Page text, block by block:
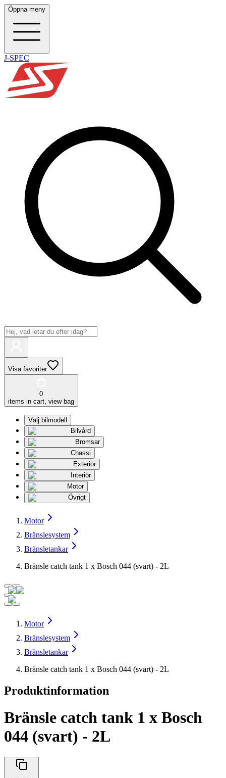
Öppna meny
J-SPEC
Visa favoriter
0
items in cart, view bag
Välj bilmodell
Bilvård
Bromsar
Chassi
Exteriör
Interiör
Motor
Övrigt
Motor
Bränslesystem
Bränsletankar
Bränsle catch tank 1 x Bosch 044 (svart) - 2L
Motor
Bränslesystem
Bränsletankar
Bränsle catch tank 1 x Bosch 044 (svart) - 2L
Produktinformation
Bränsle catch tank 1 x Bosch
044 (svart) - 2L